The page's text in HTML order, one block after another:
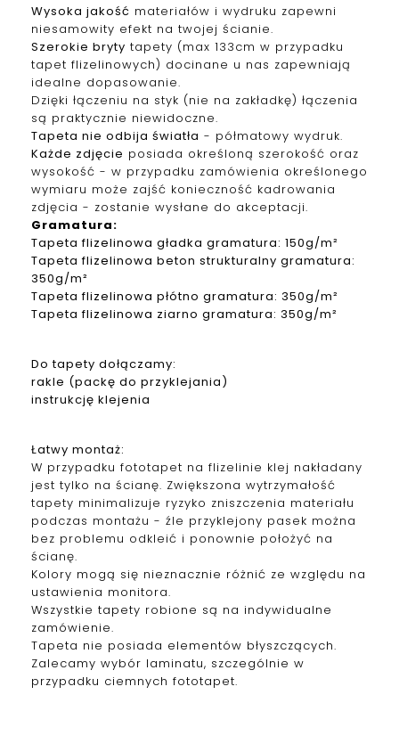
Wysoka jakość materiałów i wydruku zapewni
niesamowity efekt na twojej ścianie.
Szerokie bryty tapety (max 133cm w przypadku
tapet flizelinowych) docinane u nas zapewniają
idealne dopasowanie.
Dzięki łączeniu na styk (nie na zakładkę) łączenia
są praktycznie niewidoczne.
Tapeta nie odbija światła - półmatowy wydruk.
Każde zdjęcie posiada określoną szerokość oraz
wysokość - w przypadku zamówienia określonego
wymiaru może zajść konieczność kadrowania
zdjęcia - zostanie wysłane do akceptacji.
Gramatura:
Tapetaflizelinowa gładka gramatura: 150g/m²
Tapetaflizelinowa beton strukturalny gramatura:
350g/m²
Tapetaflizelinowa płótno gramatura: 350g/m²
Tapetaflizelinowa ziarno gramatura: 350g/m²
Do tapety dołączamy:
rakle (packę do przyklejania)
instrukcję klejenia
Łatwy montaż:
W przypadku fototapet na flizelinie klej nakładany
jest tylko na ścianę. Zwiększona wytrzymałość
tapety minimalizuje ryzyko zniszczenia materiału
podczas montażu - źle przyklejony pasek można
bez problemu odkleić i ponownie położyć na
ścianę.
Kolory mogą się nieznacznie różnić ze względu na
ustawienia monitora.
Wszystkie tapety robione są na indywidualne
zamówienie.
Tapeta nie posiada elementów błyszczących.
Zalecamy wybór laminatu, szczególnie w
przypadku ciemnych fototapet.